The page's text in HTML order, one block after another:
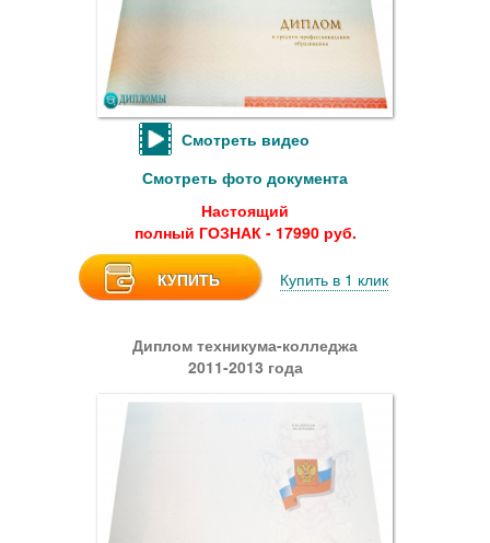
Смотреть видео
Смотреть фото документа
Настоящий
полный ГОЗНАК - 17990 руб.
КУПИТЬ Купить в 1 клик
Диплом техникума-колледжа
2011-2013 года